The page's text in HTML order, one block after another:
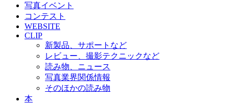
写真イベント
コンテスト
WEBSITE
CLIP
新製品、サポートなど
レビュー、撮影テクニックなど
読み物、ニュース
写真業界関係情報
そのほかの読み物
本